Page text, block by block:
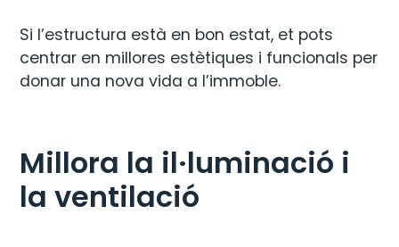
Si l’estructura està en bon estat, et pots
centrar en millores estètiques i funcionals per
donar una nova vida a l’immoble.
Millora la il·luminació i
la ventilació